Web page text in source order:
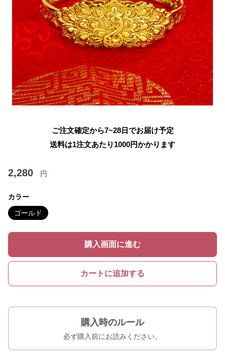
ご注文確定から7~28日でお届け予定
送料は1注文あたり 1000円かかります
2,280 円
カラー
ゴールド
購入画面に進む
カートに追加する
購入時のルール
必ず購入前にお読みください。